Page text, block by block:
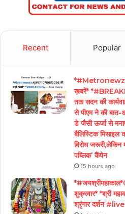
Recent Popular
ख़बरें*
तक सदन की
से पीएम ने की
डे जैसी ऊर्जा से
बैलिस्टिक मिसाइल
विरोध
पब्लिक’ कैंपेन
15 hours ago
शुक्रवार* *श्री
श्रृंगार दर्शन #live